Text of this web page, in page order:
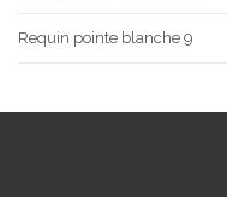
Requin pointe blanche 9